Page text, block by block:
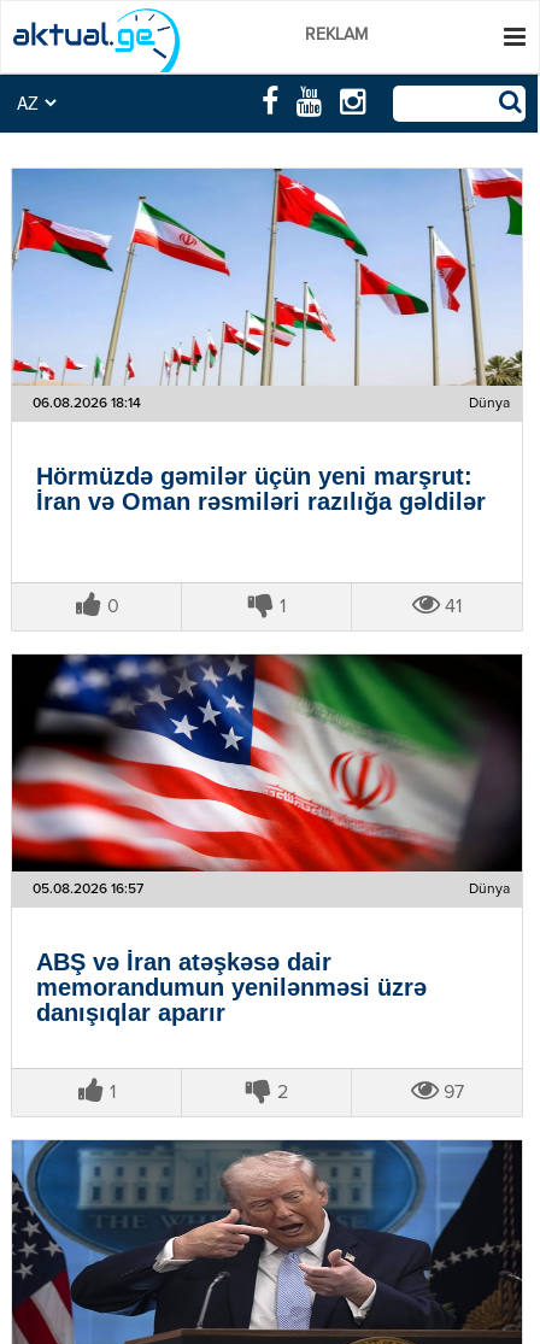
REKLAM
06.08.2026 18:14 Dünya
Hörmüzdə gəmilər üçün yeni marşrut:
İran və Oman rəsmiləri razılığa gəldilər
0 1 41
05.08.2026 16:57 Dünya
ABŞ və İran atəşkəsə dair
memorandumun yenilənməsi üzrə
danışıqlar aparır
1 2 97